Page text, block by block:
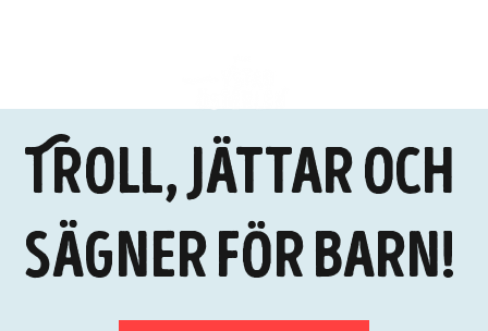
Troll, jättar och
sägner för barn!